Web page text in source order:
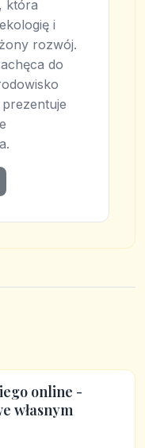
która
i
rozwój.
do
online -
własnym